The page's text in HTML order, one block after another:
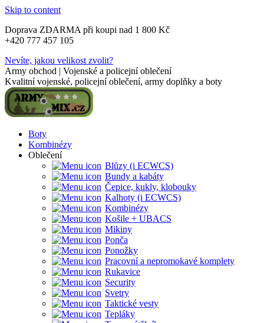
Skip to content
Doprava ZDARMA při koupi nad 1 800 Kč
+420 777 457 105
Nevíte, jakou velikost zvolit?
Army obchod | Vojenské a policejní oblečení
Kvalitní vojenské, policejní oblečení, army doplňky a boty
Boty
Kombinézy
Oblečení
Blůzy (i ECWCS)
Bundy a kabáty
Čepice, kukly, klobouky
Kalhoty (i ECWCS)
Kombinézy
Košile + UBACS
Mikiny
Ponča
Ponožky
Pracovní a nepromokavé komplety
Rukavice
Security
Svetry
Taktické vesty
Tepláky